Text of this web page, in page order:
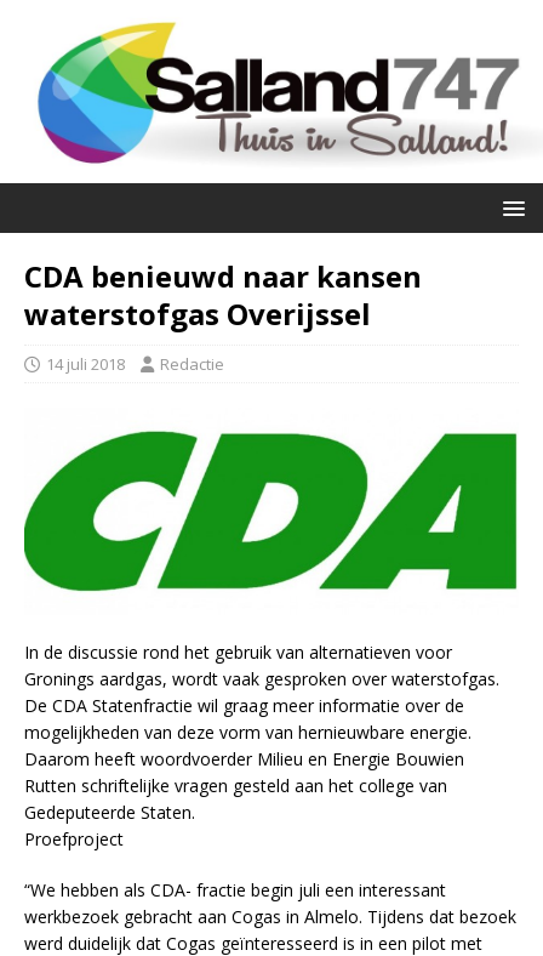
CDA benieuwd naar kansen
waterstofgas Overijssel
14 juli 2018 Redactie
In de discussie rond het gebruik van alternatieven voor
Gronings aardgas, wordt vaak gesproken over waterstofgas.
De CDA Statenfractie wil graag meer informatie over de
mogelijkheden van deze vorm van hernieuwbare energie.
Daarom heeft woordvoerder Milieu en Energie Bouwien
Rutten schriftelijke vragen gesteld aan het college van
Gedeputeerde Staten.
Proefproject
“We hebben als CDA- fractie begin juli een interessant
werkbezoek gebracht aan Cogas in Almelo. Tijdens dat bezoek
werd duidelijk dat Cogas geïnteresseerd is in een pilot met